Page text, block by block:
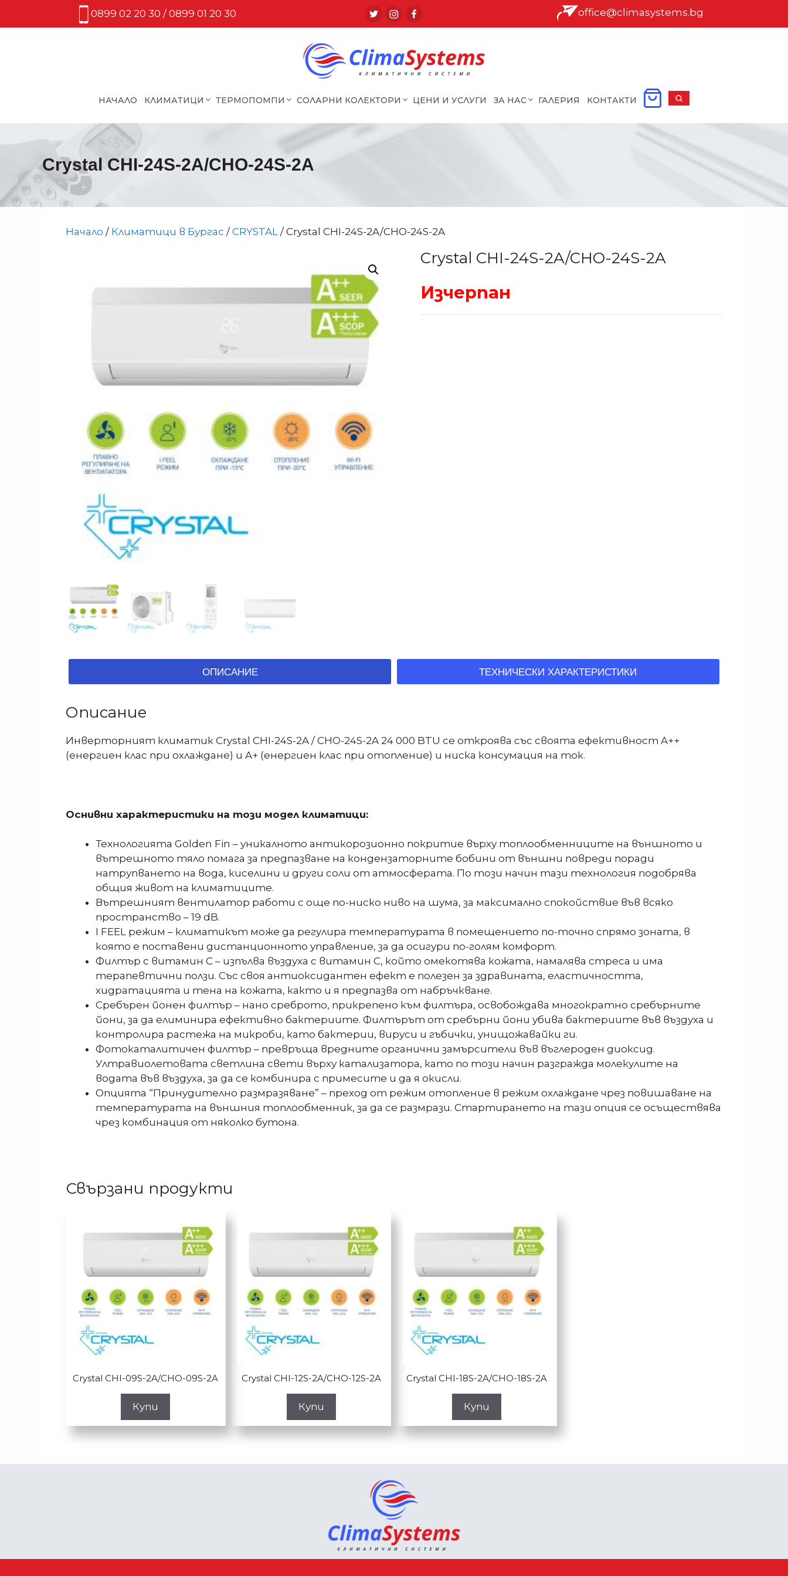
съдържанието
0899 02 20 30 / 0899 01 20 30 office@climasystems.bg
НАЧАЛО КЛИМАТИЦИ ТЕРМОПОМПИ СОЛАРНИ КОЛЕКТОРИ ЦЕНИ И УСЛУГИ ЗА НАС ГАЛЕРИЯ КОНТАКТИ
Crystal CHI-24S-2A/CHO-24S-2A
Начало / Климатици в Бургас / CRYSTAL / Crystal CHI-24S-2A/CHO-24S-2A
Crystal CHI-24S-2A/CHO-24S-2A
Изчерпан
ОПИСАНИЕ ТЕХНИЧЕСКИ ХАРАКТЕРИСТИКИ
Описание
Инверторният климатик Crystal CHI-24S-2A / CHO-24S-2A 24 000 BTU се откроява със своята ефективност A++
(енергиен клас при охлаждане) и A+ (енергиен клас при отопление) и ниска консумация на ток.
Оснивни характеристики на този модел климатици:
Технологията Golden Fin – уникалното антикорозионно покритие върху топлообменниците на външното и
вътрешното тяло помага за предпазване на кондензаторните бобини от външни повреди поради
натрупването на вода, киселини и други соли от атмосферата. По този начин тази технология подобрява
общия живот на климатиците.
Вътрешният вентилатор работи с още по-ниско ниво на шума, за максимално спокойствие във всяко
пространство – 19 dB.
I FEEL режим – климатикът може да регулира температурата в помещението по-точно спрямо зоната, в
която е поставени дистанционното управление, за да осигури по-голям комфорт.
Филтър с витамин С – изпълва въздуха с витамин С, който омекотява кожата, намалява стреса и има
терапевтични ползи. Със своя антиоксидантен ефект е полезен за здравината, еластичността,
хидратацията и тена на кожата, както и я предпазва от набръчкване.
Сребърен йонен филтър – нано среброто, прикрепено към филтъра, освобождава многократно сребърните
йони, за да елиминира ефективно бактериитe. Филтърът от сребърни йони убива бактериите във въздуха и
контролира растежа на микроби, като бактерии, вируси и гъбички, унищожавайки ги.
Фотокаталитичен филтър – превръща вредните органични замърсители във въглероден диоксид.
Ултравиолетовата светлина свети върху катализатора, като по този начин разгражда молекулите на
водата във въздуха, за да се комбинира с примесите и да я окисли.
Опцията “Принудително размразяване” – преход от режим отопление в режим охлаждане чрез повишаване на
температурата на външния топлообменник, за да се размрази. Стартирането на тази опция се осъществява
чрез комбинация от няколко бутона.
Свързани продукти
Crystal CHI-09S-2A/CHO-09S-2A
Купи
Crystal CHI-12S-2A/CHO-12S-2A
Купи
Crystal CHI-18S-2A/CHO-18S-2A
Купи